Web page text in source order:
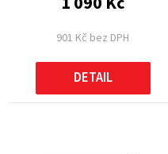
901 Kč bez DPH
DETAIL